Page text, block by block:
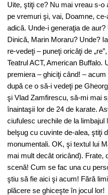
Uite, ştiţi ce? Nu mai vreau s-o
pe vremuri şi, vai, Doamne,
adică. Unde-i generaţia de
Dinică, Marin Moraru? Unde?
re-vedeţi – puneţi oricâţi de
Teatrul ACT, American Buffalo.
premiera – ghiciţi când! –
după ce o să-i vedeţi pe
şi Vlad Zamfirescu, să-mi mai
înaintaşii lor de 24 de karate.
ciufulesc urechile de la
belşug cu cuvinte de-alea, ştiţi
monumentali. OK, şi textul lui
mai mult decât oricând). Frate,
scenă! Cum se fac una cu
ştiu să fie aici şi acum! Fără
plăcere se ghiceşte în jocul lor!